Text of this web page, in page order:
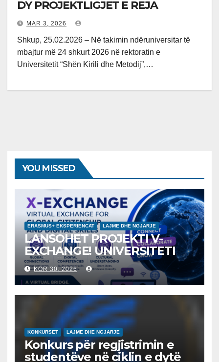
DY PROJEKTLIGJET E REJA
MAR 3, 2026
Shkup, 25.02.2026 – Në takimin ndëruniversitar të
mbajtur më 24 shkurt 2026 në rektoratin e
Universitetit “Shën Kirili dhe Metodij”,…
YOU MISSED
ERASMUS+ EKSPERIENCAT LAJME DHE NGJARJE
LANSOHET PROJEKTI V-
EXCHANGE! UNIVERSITETI
“NËNË TEREZA” NË SHKUP
UDHËHEQ NISMËN
NDËRKOMBËTARE PËR
EDUKIMIN DIGJITAL DHE
QYTETARINË GLOBALE
KOR 30, 2026
KONKURSET LAJME DHE NGJARJE
Konkurs për regjistrimin e
studentëve në ciklin e dytë